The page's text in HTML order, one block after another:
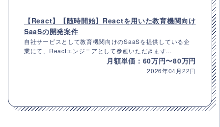
【React】【随時開始】Reactを用いた教育機関向け
SaaSの開発案件
自社サービスとして教育機関向けのSaaSを提供している企
業にて、Reactエンジニアとして参画いただきます...
月額単価：60万円〜80万円
2026年04月22日